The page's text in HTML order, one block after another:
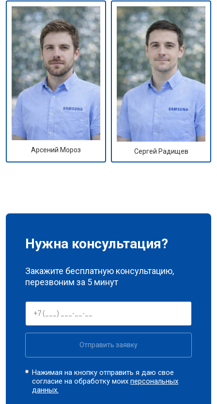
Арсений Мороз Сергей Радищев
Нужна консультация?
Закажите бесплатную консультацию,
перезвоним за 5 минут
Отправить заявку
Нажимая на кнопку отправить я даю свое
согласие на обработку моихперсональных
данных.